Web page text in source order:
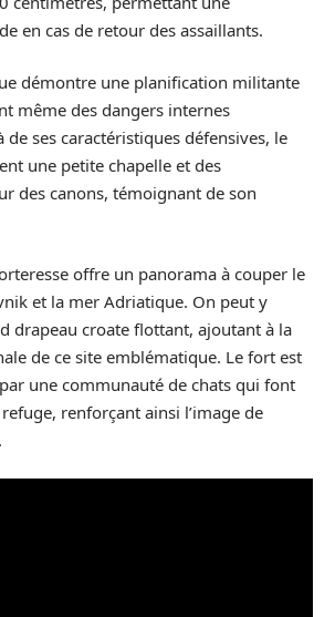
en cas de retour des assaillants.
démontre une planification militante
même des dangers internes
de ses caractéristiques défensives, le
une petite chapelle et des
des canons, témoignant de son
offre un panorama à couper le
et la mer Adriatique. On peut y
drapeau croate flottant, ajoutant à la
de ce site emblématique. Le fort est
une communauté de chats qui font
renforçant ainsi l’image de